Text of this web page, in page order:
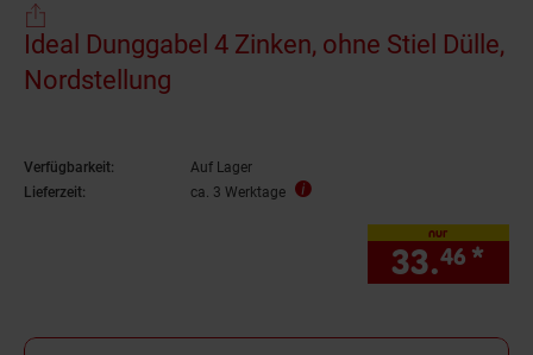
Ideal Dunggabel 4 Zinken, ohne Stiel Dülle,
Nordstellung
Verfügbarkeit:
Auf Lager
Lieferzeit:
ca. 3 Werktage
nur
33.46 *